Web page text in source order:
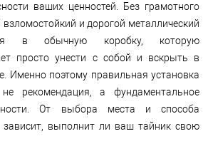
ваших ценностей. Без грамотного
и дорогой металлический
в обычную коробку, которую
просто унести с собой и вскрыть в
Именно поэтому правильная установка
рекомендация, а фундаментальное
От выбора места и способа
зависит, выполнит ли ваш тайник свою